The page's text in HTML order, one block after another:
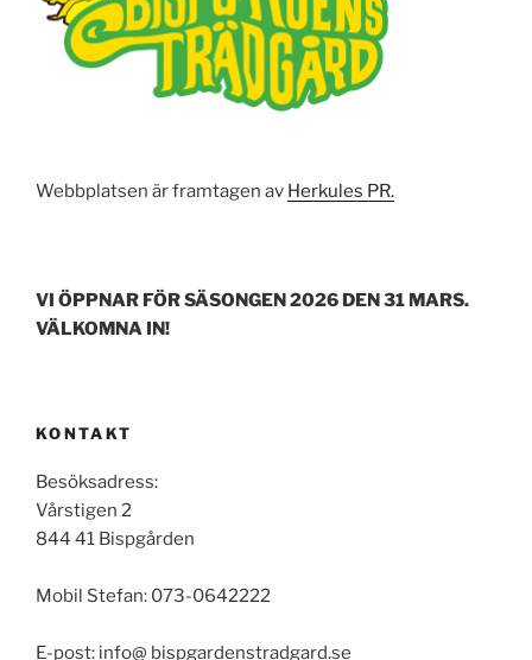
Webbplatsen är framtagen av Herkules PR.
VI ÖPPNAR FÖR SÄSONGEN 2026 DEN 31 MARS.
VÄLKOMNA IN!
KONTAKT
Besöksadress:
Vårstigen 2
844 41 Bispgården
Mobil Stefan: 073-0642222
E-post: info@ bispgardenstradgard.se